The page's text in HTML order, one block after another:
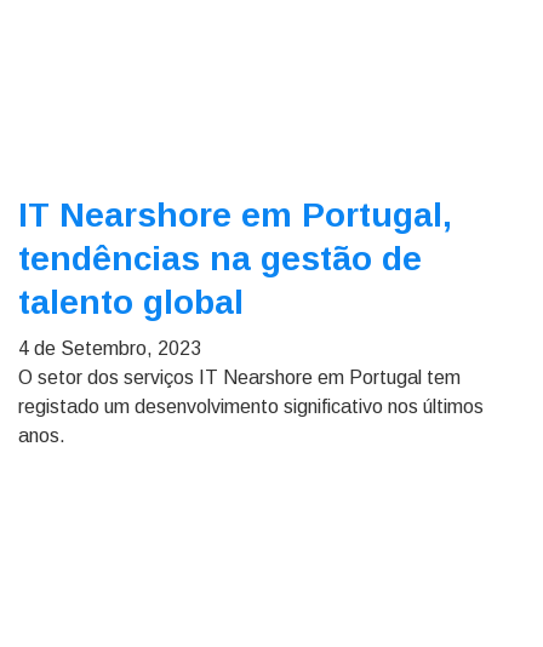
IT Nearshore em Portugal,
tendências na gestão de
talento global
4 de Setembro, 2023
O setor dos serviços IT Nearshore em Portugal tem
registado um desenvolvimento significativo nos últimos
anos.